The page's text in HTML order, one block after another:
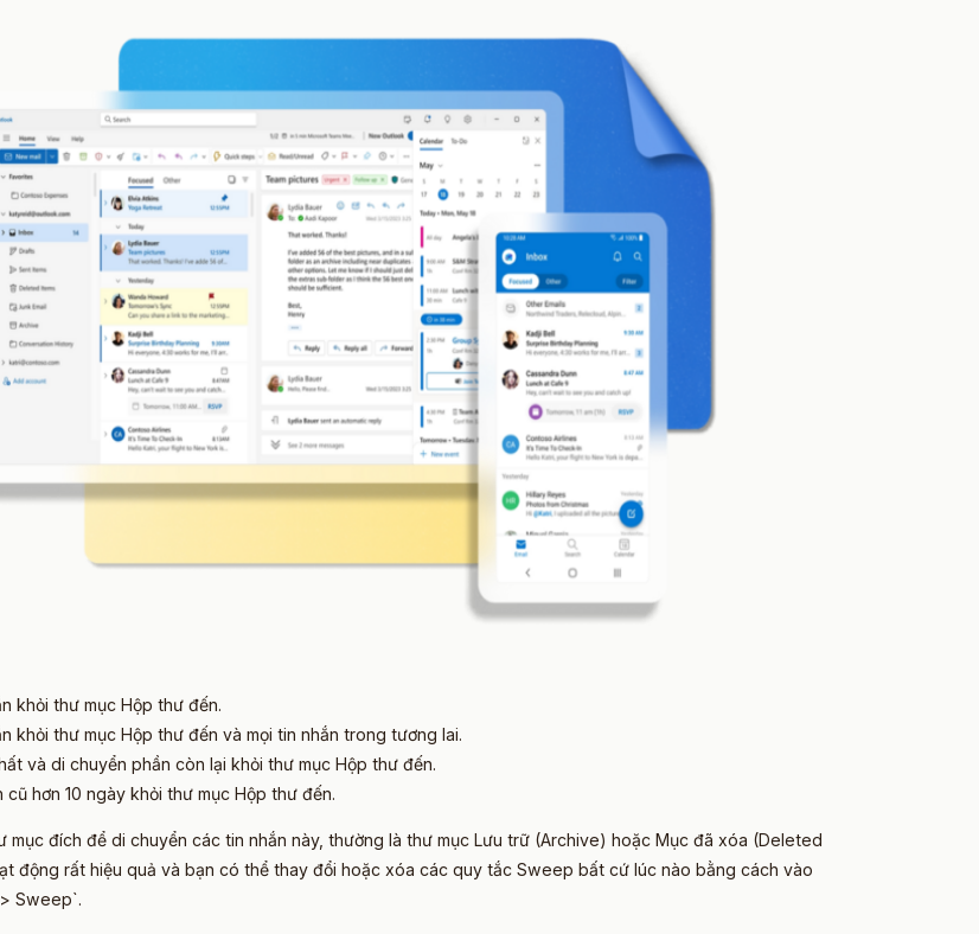
khỏi thư mục Hộp thư đến.
khỏi thư mục Hộp thư đến và mọi tin nhắn trong tương lai.
và di chuyển phần còn lại khỏi thư mục Hộp thư đến.
hơn 10 ngày khỏi thư mục Hộp thư đến.
mục đích để di chuyển các tin nhắn này, thường là thư mục Lưu trữ (Archive) hoặc Mục đã xóa (Deleted
động rất hiệu quả và bạn có thể thay đổi hoặc xóa các quy tắc Sweep bất cứ lúc nào bằng cách vào
Sweep`.